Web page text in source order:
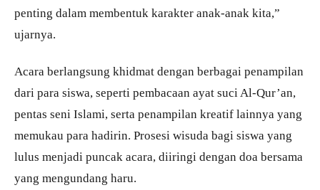
penting dalam membentuk karakter anak-anak kita,”
ujarnya.
Acara berlangsung khidmat dengan berbagai penampilan
dari para siswa, seperti pembacaan ayat suci Al-Qur’an,
pentas seni Islami, serta penampilan kreatif lainnya yang
memukau para hadirin. Prosesi wisuda bagi siswa yang
lulus menjadi puncak acara, diiringi dengan doa bersama
yang mengundang haru.